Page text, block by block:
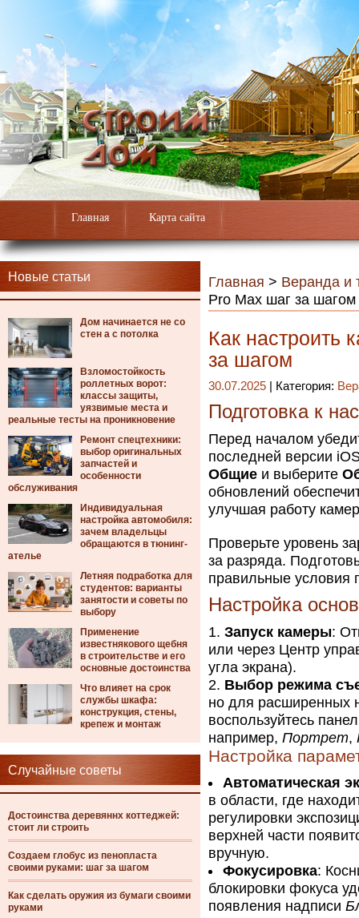
Главная Карта сайта
Новые статьи
Дом начинается не со
стен а с потолка
Взломостойкость
роллетных ворот:
классы защиты,
уязвимые места и
реальные тесты на проникновение
Ремонт спецтехники:
выбор оригинальных
запчастей и
особенности
обслуживания
Индивидуальная
настройка автомобиля:
зачем владельцы
обращаются в тюнинг-
ателье
Летняя подработка для
студентов: варианты
занятости и советы по
выбору
Применение
известнякового щебня
в строительстве и его
основные достоинства
Что влияет на срок
службы шкафа:
конструкция, стены,
крепеж и монтаж
Случайные советы
Достоинства деревяннх коттеджей:
стоит ли строить
Создаем глобус из пенопласта
своими руками: шаг за шагом
Как сделать оружия из бумаги своими
руками
Главная > Веранда и
Pro Max шаг за шагом
Как настроить
за шагом
30.07.2025 | Категория:
Подготовка к
Перед началом
последней версии
Общие и выберите
обновлений
улучшая работу
Проверьте уровень
за разряда.
правильные условия
Настройка
Запуск камеры:
или через Центр
угла экрана).
Выбор режима
но для расширенных
воспользуйтесь
например, Портрет,
Настройка
Автоматическая
в области, где
регулировки
верхней части
вручную.
Фокусировка:
блокировки фокуса
появления надписи